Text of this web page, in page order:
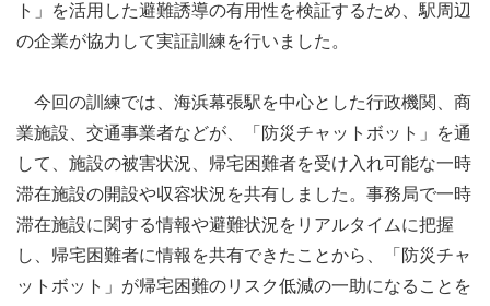
ト」を活用した避難誘導の有用性を検証するため、駅周辺
の企業が協力して実証訓練を行いました。
今回の訓練では、海浜幕張駅を中心とした行政機関、商
業施設、交通事業者などが、「防災チャットボット」を通
して、施設の被害状況、帰宅困難者を受け入れ可能な一時
滞在施設の開設や収容状況を共有しました。事務局で一時
滞在施設に関する情報や避難状況をリアルタイムに把握
し、帰宅困難者に情報を共有できたことから、「防災チャ
ットボット」が帰宅困難のリスク低減の一助になることを